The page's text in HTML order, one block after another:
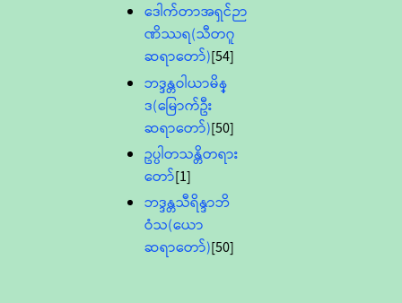
ဒေါက်တာအရှင်ဉာ
ဏိဿရ(သီတဂူ
ဆရာတော်)[54]
ဘဒ္ဒန္တဝါယာမိန္
ဒ(မြောက်ဦး
ဆရာတော်)[50]
ဥပ္ပါတသန္တိတရား
တော်[1]
ဘဒ္ဒန္တသီရိန္ဒာဘိ
ဝံသ(ယော
ဆရာတော်)[50]